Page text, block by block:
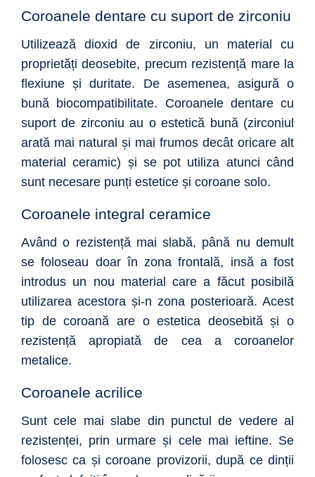
Coroanele dentare cu suport de zirconiu
Utilizează dioxid de zirconiu, un material cu
proprietăți deosebite, precum rezistență mare la
flexiune și duritate. De asemenea, asigură o
bună biocompatibilitate. Coroanele dentare cu
suport de zirconiu au o estetică bună (zirconiul
arată mai natural și mai frumos decât oricare alt
material ceramic) și se pot utiliza atunci când
sunt necesare punți estetice și coroane solo.
Coroanele integral ceramice
Având o rezistență mai slabă, până nu demult
se foloseau doar în zona frontală, insă a fost
introdus un nou material care a făcut posibilă
utilizarea acestora și-n zona posterioară. Acest
tip de coroană are o estetica deosebită și o
rezistență apropiată de cea a coroanelor
metalice.
Coroanele acrilice
Sunt cele mai slabe din punctul de vedere al
rezistenței, prin urmare și cele mai ieftine. Se
folosesc ca și coroane provizorii, după ce dinții